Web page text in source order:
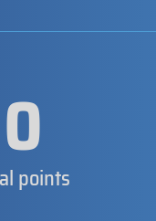
0
points